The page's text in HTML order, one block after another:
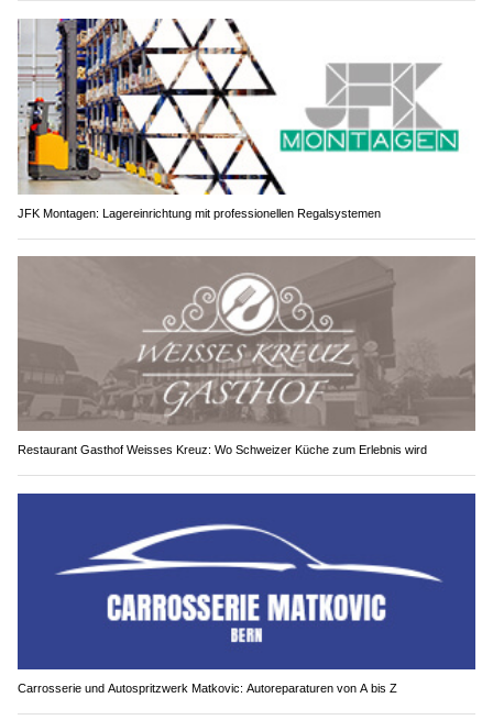
JFK Montagen: Lagereinrichtung mit professionellen Regalsystemen
Restaurant Gasthof Weisses Kreuz: Wo Schweizer Küche zum Erlebnis wird
Carrosserie und Autospritzwerk Matkovic: Autoreparaturen von A bis Z